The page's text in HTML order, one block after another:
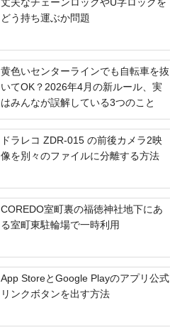
どう持ち運ぶか問題
黄色いセンターラインでも自転車を抜
いてOK？2026年4月の新ルール、実
はみんなが誤解している3つのこと
ドラレコ ZDR-015 の前後カメラ2映
像を別々のファイルに分離する方法
COREDO室町裏の福徳神社地下にあ
る室町東駐輪場で一時利用
App StoreとGoogle Playのアプリ公式
リンクボタンを出す方法